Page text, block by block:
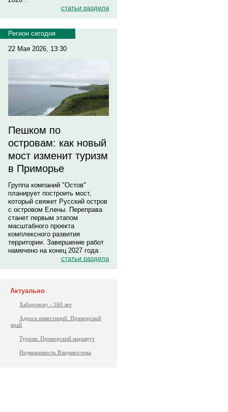
статьи раздела
Регион сегодня
22 Мая 2026, 13:30
Пешком по
островам: как новый
мост изменит туризм
в Приморье
Группа компаний "Остов"
планирует построить мост,
который свяжет Русский остров
с островом Елены. Переправа
станет первым этапом
масштабного проекта
комплексного развития
территории. Завершение работ
намечено на конец 2027 года.
статьи раздела
Актуально
Хабаровску - 160 лет
Адреса инвестиций. Приморский
край
Туризм: Приморский маршрут
Недвижимость Владивостока